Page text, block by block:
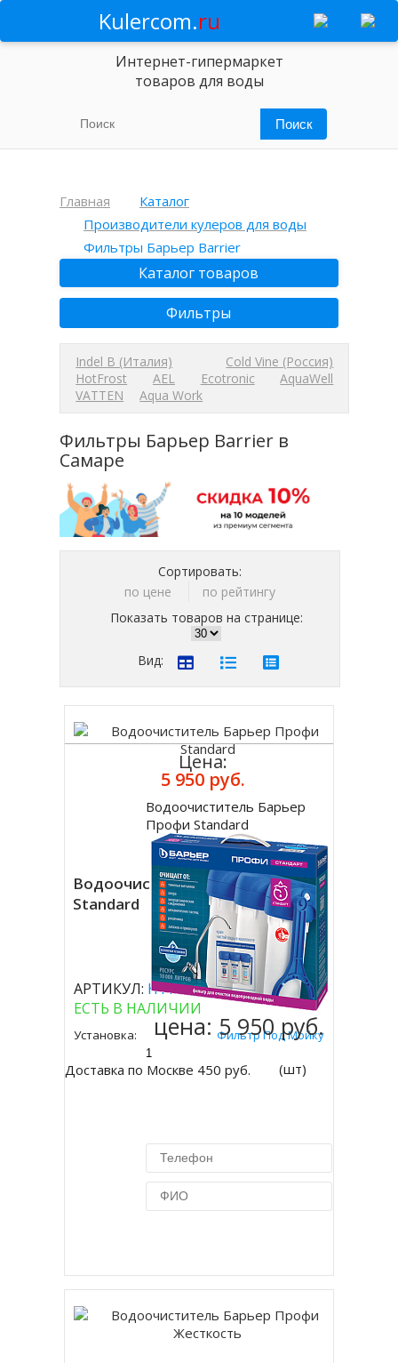
Kulercom.ru
Интернет-гипермаркет
товаров для воды
Главная
Каталог
Производители кулеров для воды
Фильтры Барьер Barrier
Каталог товаров
Фильтры
Indel B (Италия)
Cold Vine (Россия)
HotFrost
AEL Ecotronic
AquaWell
VATTEN
Aqua Work
Фильтры Барьер Barrier в
Самаре
Сортировать:
по цене
по рейтингу
Показать товаров на странице:
Вид:
Водоочиститель Барьер Профи
Standard
( 0 отзывов )
АРТИКУЛ: Н112Р00
ЕСТЬ В НАЛИЧИИ
Установка: Фильтр Под Мойку
Доставка по Москве 450 руб.
Цена:
5 950 руб.
Водоочиститель Барьер
Профи Standard
цена:5 950 руб.
(шт)